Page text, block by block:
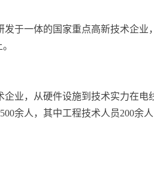
于一体的国家重点高新技术企业
业，从硬件设施到技术实力在电
余人，其中工程技术人员200余